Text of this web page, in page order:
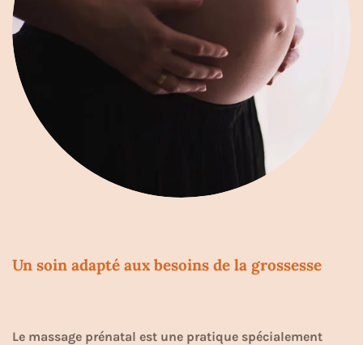
Un soin adapté aux besoins de la grossesse
Le massage prénatal est une pratique spécialement